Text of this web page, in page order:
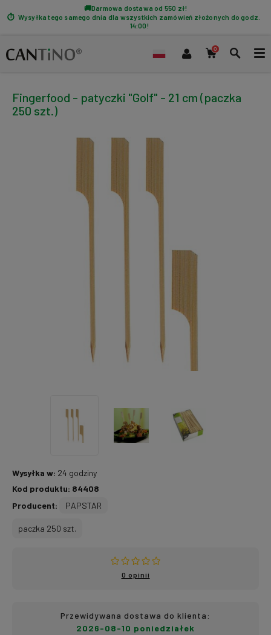
Fingerfood - patyczki "Golf" - 21 cm (paczka
250 szt.)
Wysyłka w: 24 godziny
Kod produktu: 84408
Producent:
PAPSTAR
paczka 250 szt.
0 opinii
Przewidywana dostawa do klienta:
2026-08-10 poniedziałek
Darmowa dostawa od 550 zł!
Wysyłka tego samego dnia dla wszystkich zamówień złożonych do godz.
14:00!